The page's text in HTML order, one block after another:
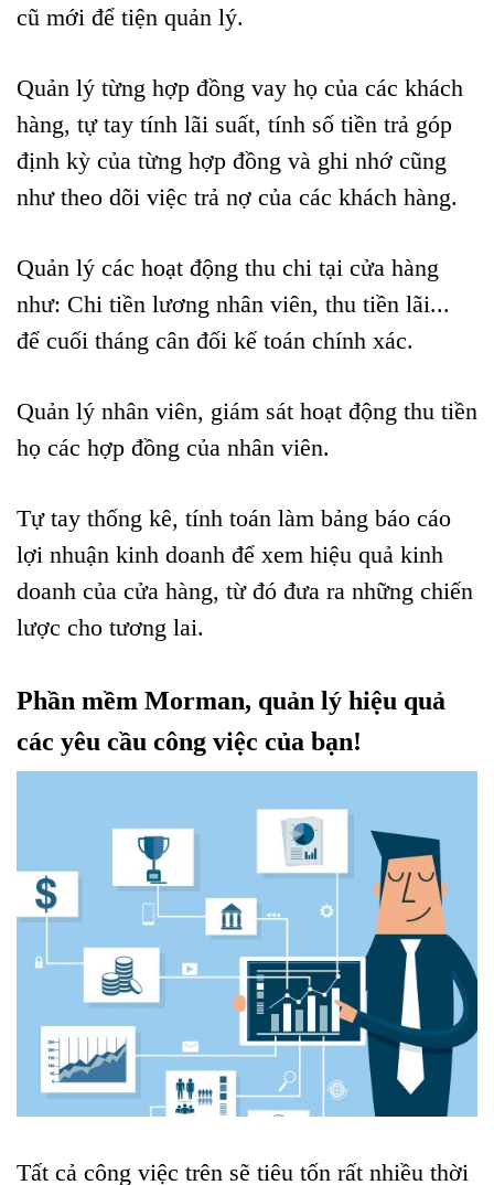
cũ mới để tiện quản lý.
Quản lý từng hợp đồng vay họ của các khách
hàng, tự tay tính lãi suất, tính số tiền trả góp
định kỳ của từng hợp đồng và ghi nhớ cũng
như theo dõi việc trả nợ của các khách hàng.
Quản lý các hoạt động thu chi tại cửa hàng
như: Chi tiền lương nhân viên, thu tiền lãi...
để cuối tháng cân đối kế toán chính xác.
Quản lý nhân viên, giám sát hoạt động thu tiền
họ các hợp đồng của nhân viên.
Tự tay thống kê, tính toán làm bảng báo cáo
lợi nhuận kinh doanh để xem hiệu quả kinh
doanh của cửa hàng, từ đó đưa ra những chiến
lược cho tương lai.
Phần mềm Morman, quản lý hiệu quả
các yêu cầu công việc của bạn!
Tất cả công việc trên sẽ tiêu tốn rất nhiều thời